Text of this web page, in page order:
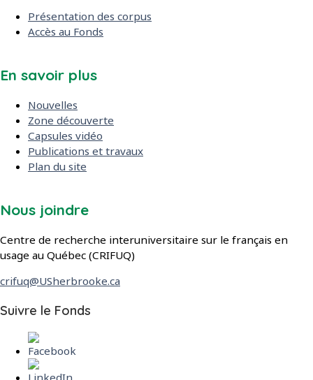
Présentation des corpus
Accès au Fonds
En savoir plus
Nouvelles
Zone découverte
Capsules vidéo
Publications et travaux
Plan du site
Nous joindre
Centre de recherche interuniversitaire sur le français en
usage au Québec (CRIFUQ)
crifuq@USherbrooke.ca
Suivre le Fonds